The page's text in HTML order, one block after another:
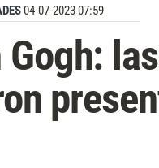
04-07-2023 07:59
las